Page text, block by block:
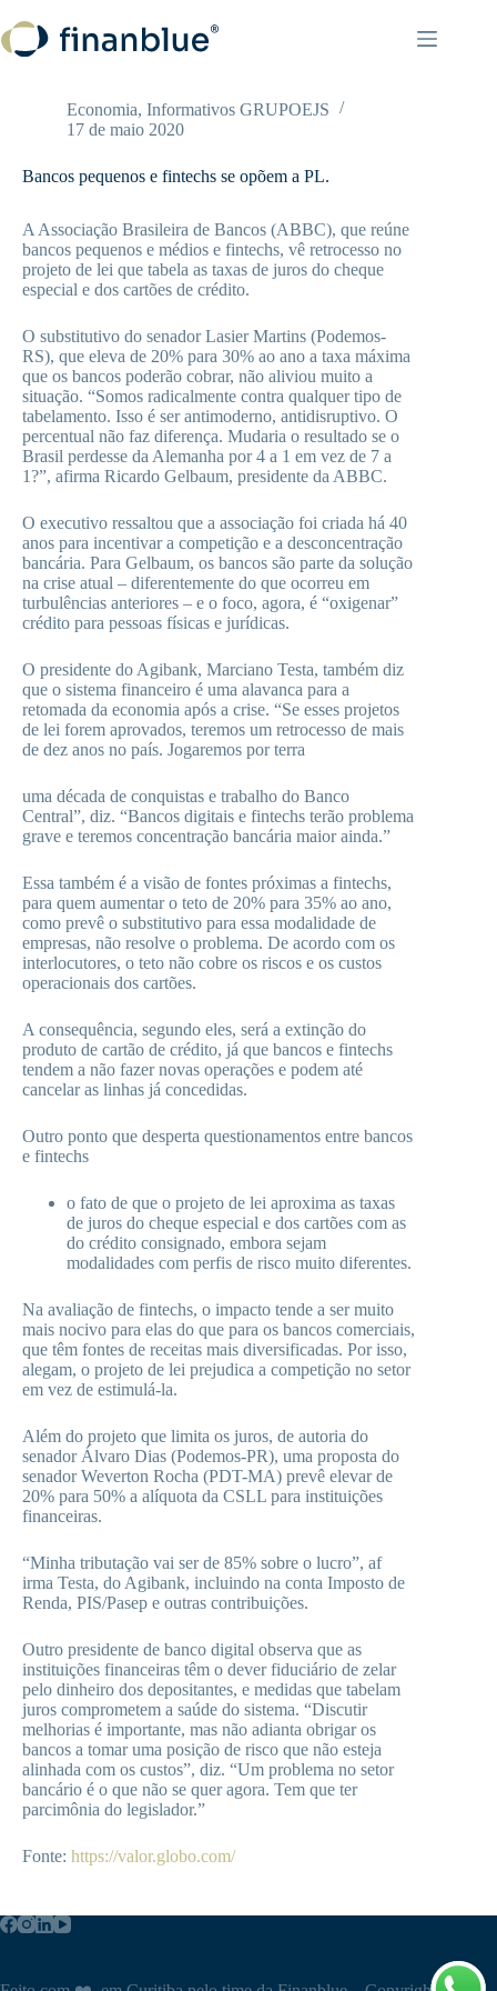
para
o
Economia, Informativos GRUPOEJS
17 de maio 2020
Bancos pequenos e fintechs se opõem a PL.
A Associação Brasileira de Bancos (ABBC), que reúne
bancos pequenos e médios e fintechs, vê retrocesso no
projeto de lei que tabela as taxas de juros do cheque
especial e dos cartões de crédito.
O substitutivo do senador Lasier Martins (Podemos-
RS), que eleva de 20% para 30% ao ano a taxa máxima
que os bancos poderão cobrar, não aliviou muito a
situação. “Somos radicalmente contra qualquer tipo de
tabelamento. Isso é ser antimoderno, antidisruptivo. O
percentual não faz diferença. Mudaria o resultado se o
Brasil perdesse da Alemanha por 4 a 1 em vez de 7 a
1?”, afirma Ricardo Gelbaum, presidente da ABBC.
O executivo ressaltou que a associação foi criada há 40
anos para incentivar a competição e a desconcentração
bancária. Para Gelbaum, os bancos são parte da solução
na crise atual – diferentemente do que ocorreu em
turbulências anteriores – e o foco, agora, é “oxigenar”
crédito para pessoas físicas e jurídicas.
O presidente do Agibank, Marciano Testa, também diz
que o sistema financeiro é uma alavanca para a
retomada da economia após a crise. “Se esses projetos
de lei forem aprovados, teremos um retrocesso de mais
de dez anos no país. Jogaremos por terra
uma década de conquistas e trabalho do Banco
Central”, diz. “Bancos digitais e fintechs terão problema
grave e teremos concentração bancária maior ainda.”
Essa também é a visão de fontes próximas a fintechs,
para quem aumentar o teto de 20% para 35% ao ano,
como prevê o substitutivo para essa modalidade de
empresas, não resolve o problema. De acordo com os
interlocutores, o teto não cobre os riscos e os custos
operacionais dos cartões.
A consequência, segundo eles, será a extinção do
produto de cartão de crédito, já que bancos e fintechs
tendem a não fazer novas operações e podem até
cancelar as linhas já concedidas.
Outro ponto que desperta questionamentos entre bancos
e fintechs
o fato de que o projeto de lei aproxima as taxas
de juros do cheque especial e dos cartões com as
do crédito consignado, embora sejam
modalidades com perfis de risco muito diferentes.
Na avaliação de fintechs, o impacto tende a ser muito
mais nocivo para elas do que para os bancos comerciais,
que têm fontes de receitas mais diversificadas. Por isso,
alegam, o projeto de lei prejudica a competição no setor
em vez de estimulá-la.
Além do projeto que limita os juros, de autoria do
senador Álvaro Dias (Podemos-PR), uma proposta do
senador Weverton Rocha (PDT-MA) prevê elevar de
20% para 50% a alíquota da CSLL para instituições
financeiras.
“Minha tributação vai ser de 85% sobre o lucro”, af
irma Testa, do Agibank, incluindo na conta Imposto de
Renda, PIS/Pasep e outras contribuições.
Outro presidente de banco digital observa que as
instituições financeiras têm o dever fiduciário de zelar
pelo dinheiro dos depositantes, e medidas que tabelam
juros comprometem a saúde do sistema. “Discutir
melhorias é importante, mas não adianta obrigar os
bancos a tomar uma posição de risco que não esteja
alinhada com os custos”, diz. “Um problema no setor
bancário é o que não se quer agora. Tem que ter
parcimônia do legislador.”
Fonte: https://valor.globo.com/